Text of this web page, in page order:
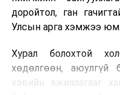
доройтол, ган
Улсын арга хэмжээ юм.
Хурал болохтой
хөдөлгөөн, аюулгүй
хэвийн ажиллагааг